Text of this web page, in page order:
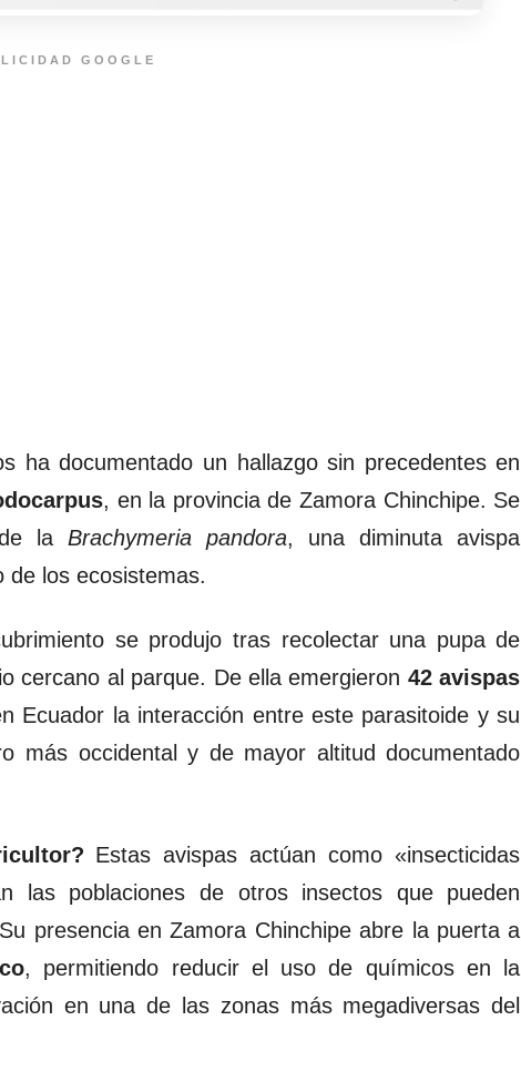
GOOGLE
ha documentado un hallazgo sin precedentes en
, en la provincia de Zamora Chinchipe. Se
la Brachymeria pandora, una diminuta avispa
de los ecosistemas.
se produjo tras recolectar una pupa de
cercano al parque. De ella emergieron 42 avispas
Ecuador la interacción entre este parasitoide y su
más occidental y de mayor altitud documentado
Estas avispas actúan como «insecticidas
las poblaciones de otros insectos que pueden
presencia en Zamora Chinchipe abre la puerta a
, permitiendo reducir el uso de químicos en la
en una de las zonas más megadiversas del